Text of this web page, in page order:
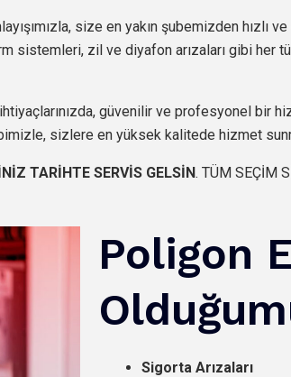
size en yakın şubemizden hızlı
sistemleri, zil ve diyafon arızaları gibi
güvenilir ve profesyonel bir
sizlere en yüksek kalitede hizmet
TARİHTE SERVİS GELSİN. TÜM SEÇİM
Poligon
Sigorta Arızaları